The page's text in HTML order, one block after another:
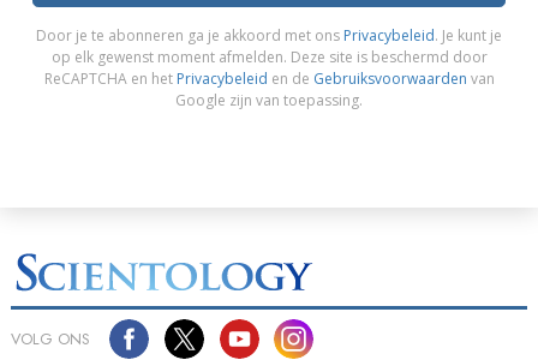
Door je te abonneren ga je akkoord met ons Privacybeleid. Je kunt je
op elk gewenst moment afmelden. Deze site is beschermd door
ReCAPTCHA en het Privacybeleid en de Gebruiksvoorwaarden van
Google zijn van toepassing.
VOLG ONS